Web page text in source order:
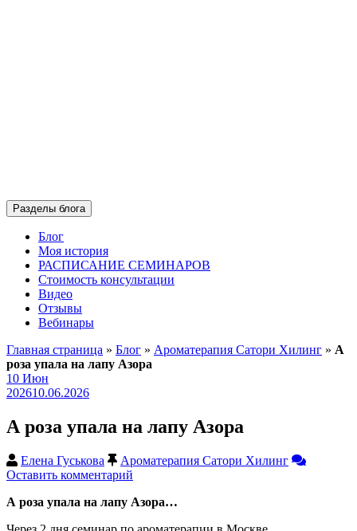
Разделы блога
Блог
Моя история
РАСПИСАНИЕ СЕМИНАРОВ
Стоимость консультации
Видео
Отзывы
Вебинары
Главная страница » Блог » Ароматерапия Сатори Хилинг » А
роза упала на лапу Азора
10 Июн
202610.06.2026
А роза упала на лапу Азора
Елена Гуськова
Ароматерапия Сатори Хилинг
Оставить комментарий
А роза упала на лапу Азора…